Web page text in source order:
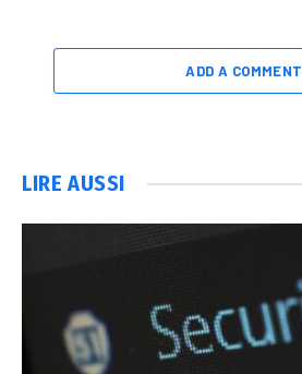
ADD A COMMENT
LIRE AUSSI